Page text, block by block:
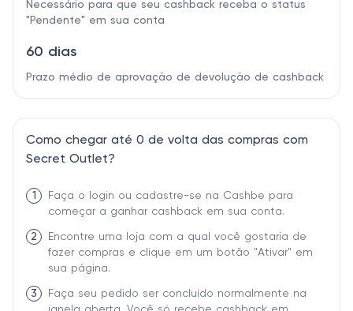
Necessário para que seu cashback receba o status
"Pendente" em sua conta
60 dias
Prazo médio de aprovação de devolução de cashback
Como chegar até 0 de volta das compras com
Secret Outlet?
1
Faça o login ou cadastre-se na Cashbe para
começar a ganhar cashback em sua conta.
2
Encontre uma loja com a qual você gostaria de
fazer compras e clique em um botão "Ativar" em
sua página.
3
Faça seu pedido ser concluído normalmente na